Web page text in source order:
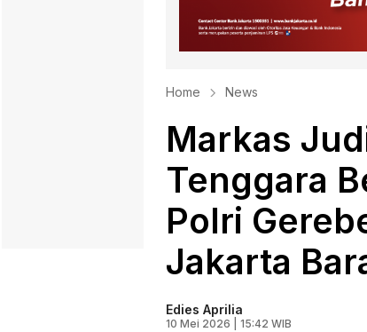
Home News
Markas
Tenggara
Polri
Jakarta
Edies Aprilia
10 Mei 2026 | 15:42 WIB